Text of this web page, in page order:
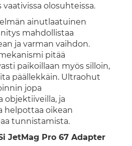
olosuhteissa.
ainutlaatuinen
mahdollistaa
ja varman vaihdon.
pitää
paikoillaan myös silloin,
päällekkäin. Ultraohut
jopa
objektiiveilla, ja
helpottaa oikean
tunnistamista.
JetMag Pro 67 Adapter